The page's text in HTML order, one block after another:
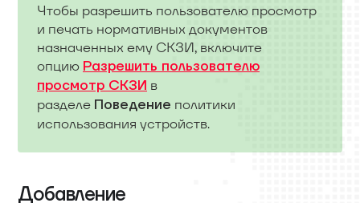
Чтобы разрешить пользователю просмотр
и печать нормативных документов
назначенных ему СКЗИ, включите
опцию Разрешить пользователю
просмотр СКЗИ в
разделе Поведение политики
использования устройств.
Добавление